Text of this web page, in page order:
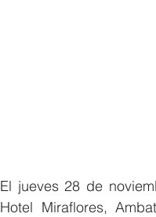
El jueves 28 de
Hotel Miraflores,